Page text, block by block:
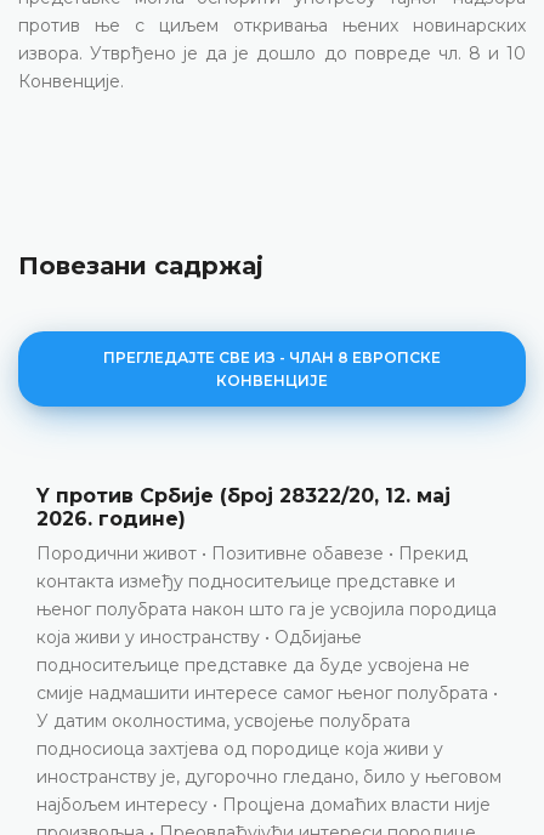
против ње с циљем откривања њених новинарских
извора. Утврђено је да је дошло до повреде чл. 8 и 10
Конвенције.
Повезани садржај
ПРЕГЛЕДАЈТЕ СВЕ ИЗ - ЧЛАН 8 ЕВРОПСКЕ
КОНВЕНЦИЈЕ
Елези против Албаније, представка број
17141/21, пресуда од 23. јуна 2026. године
Провјера имовине • Разрјешење дужности тужиоца •
Повреда члана 8. Европске конвенције
ДЕТАЉНИЈЕ